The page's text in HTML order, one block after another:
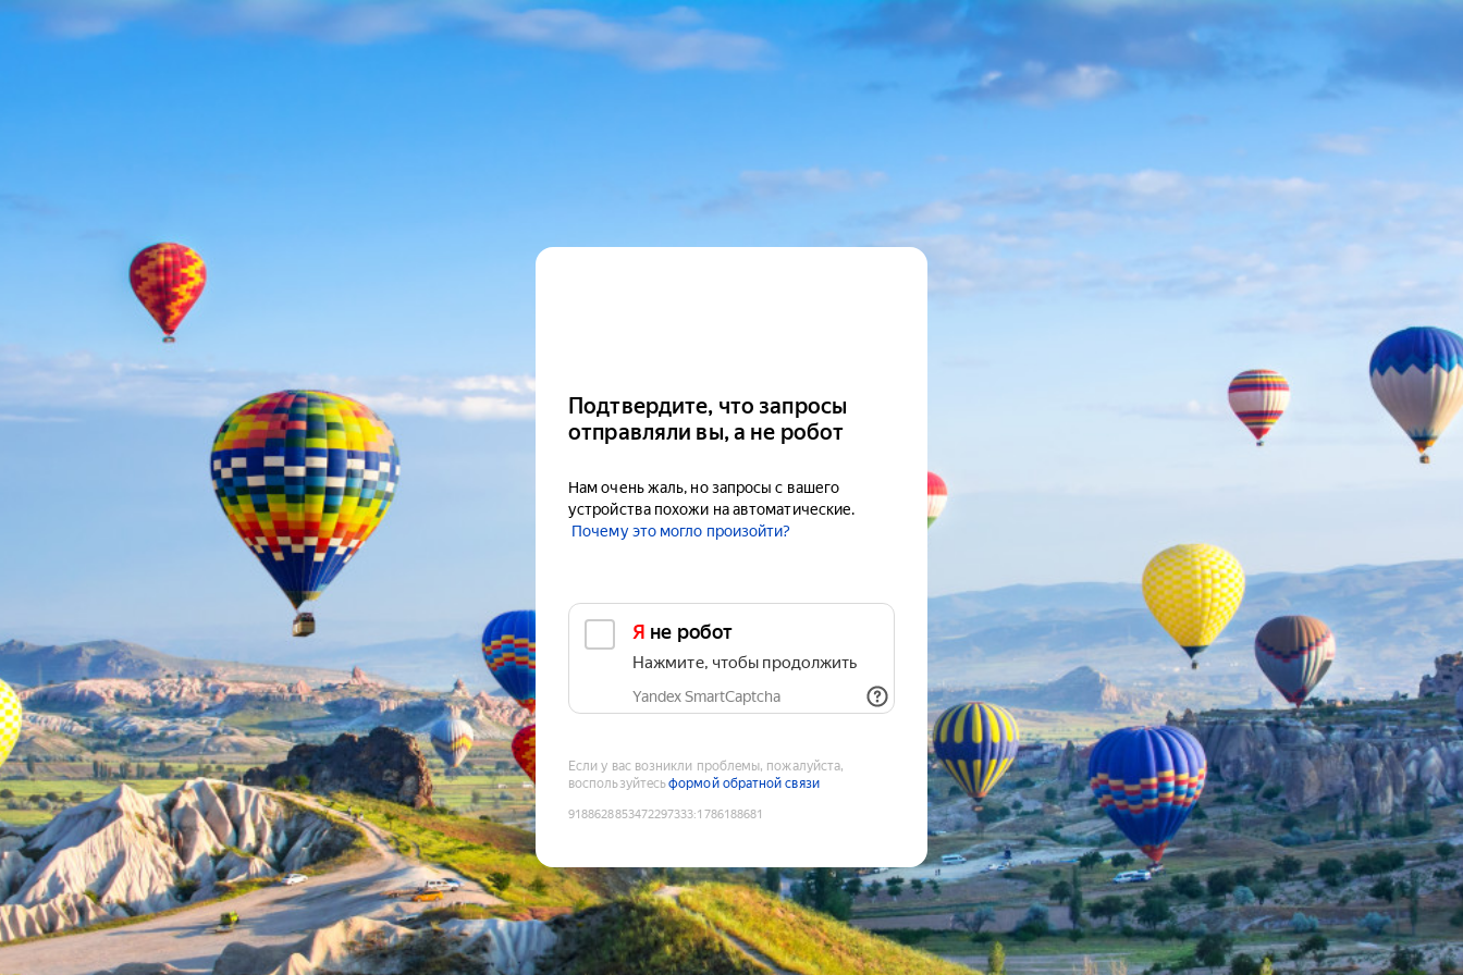
Подтвердите, что запросы
отправляли вы, а не робот
Нам очень жаль, но запросы с вашего
устройства похожи на автоматические.
Почему это могло произойти?
Я не робот
Нажмите, чтобы продолжить
Yandex SmartCaptcha
Если у вас возникли проблемы, пожалуйста,
воспользуйтесьформой обратной связи
9188628853472297333:1786188681